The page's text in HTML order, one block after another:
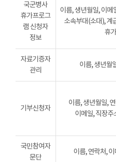
국군병사
휴가프로그
램 신청자
정보
이름, 생년월일, 이메
소속부대(소대), 계
휴
자료기증자
관리
이름, 생년월
기부신청자
이름, 생년월일,
이메일, 직장주
국민참여자
문단
이름, 연락처,